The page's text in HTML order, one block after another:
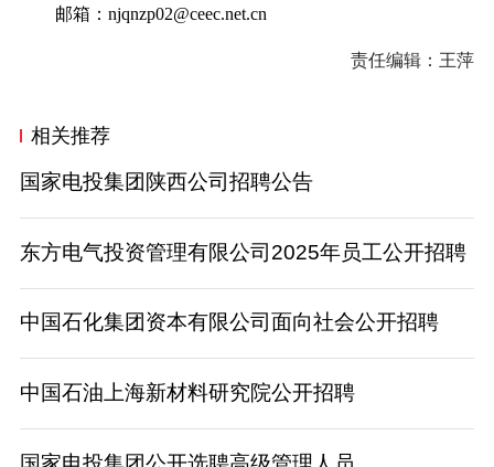
邮箱：njqnzp02@ceec.net.cn
责任编辑：王萍
相关推荐
国家电投集团陕西公司招聘公告
东方电气投资管理有限公司2025年员工公开招聘
中国石化集团资本有限公司面向社会公开招聘
中国石油上海新材料研究院公开招聘